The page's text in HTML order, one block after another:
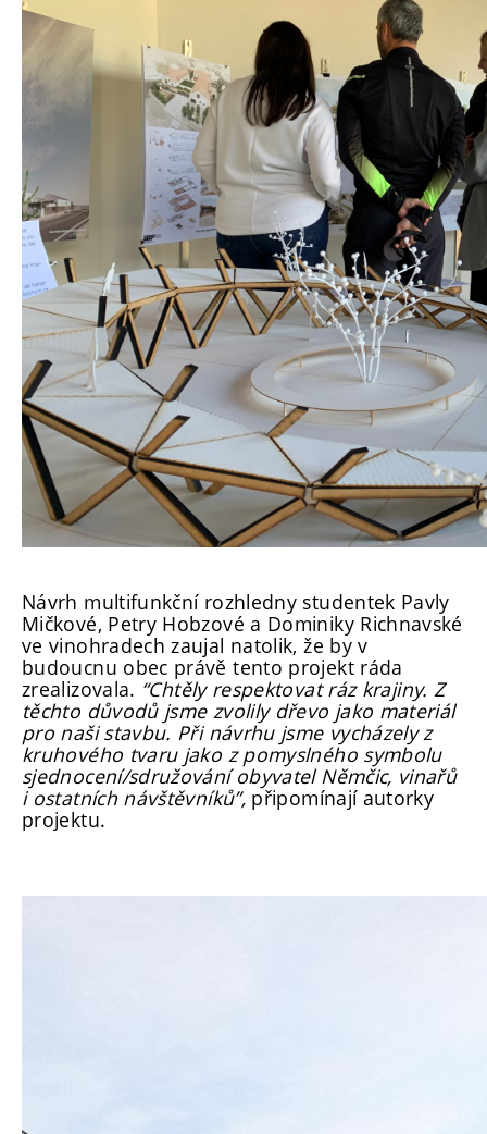
Návrh multifunkční rozhledny studentek Pavly
Mičkové, Petry Hobzové a Dominiky Richnavské
ve vinohradech zaujal natolik, že by v
budoucnu obec právě tento projekt ráda
zrealizovala. “Chtěly respektovat ráz krajiny. Z
těchto důvodů jsme zvolily dřevo jako materiál
pro naši stavbu. Při návrhu jsme vycházely z
kruhového tvaru jako z pomyslného symbolu
sjednocení/sdružování obyvatel Němčic, vinařů
i ostatních návštěvníků”, připomínají autorky
projektu.